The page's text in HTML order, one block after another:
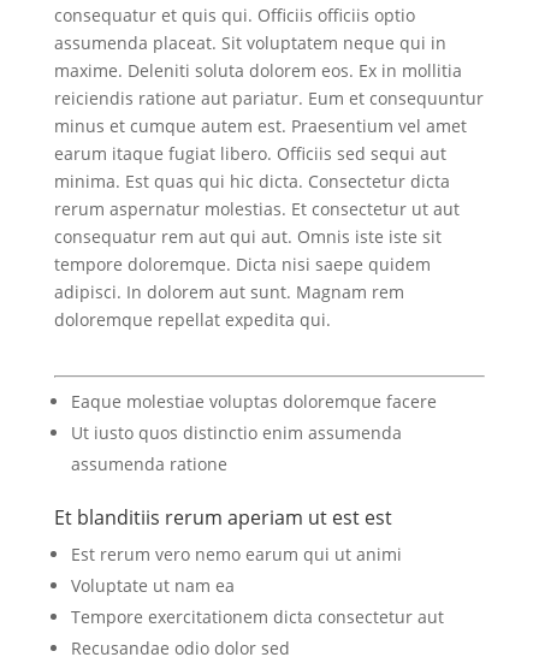
consequatur et quis qui. Officiis officiis optio
assumenda placeat. Sit voluptatem neque qui in
maxime. Deleniti soluta dolorem eos. Ex in mollitia
reiciendis ratione aut pariatur. Eum et consequuntur
minus et cumque autem est. Praesentium vel amet
earum itaque fugiat libero. Officiis sed sequi aut
minima. Est quas qui hic dicta. Consectetur dicta
rerum aspernatur molestias. Et consectetur ut aut
consequatur rem aut qui aut. Omnis iste iste sit
tempore doloremque. Dicta nisi saepe quidem
adipisci. In dolorem aut sunt. Magnam rem
doloremque repellat expedita qui.
Eaque molestiae voluptas doloremque facere
Ut iusto quos distinctio enim assumenda
assumenda ratione
Et blanditiis rerum aperiam ut est est
Est rerum vero nemo earum qui ut animi
Voluptate ut nam ea
Tempore exercitationem dicta consectetur aut
Recusandae odio dolor sed